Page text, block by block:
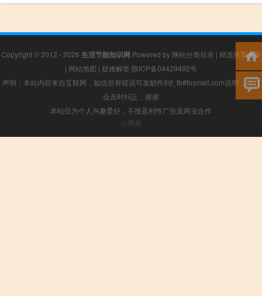
Copyright © 2012 - 2026 生活节能知识网 Powered by 网站分类目录 | 精选推荐文章
| 网站地图 | 疑难解答 陕ICP备04429492号
声明：本站内容来自互联网，如信息有错误可发邮件到f_fb#foxmail.com说明，我们
会及时纠正，谢谢
本站仅为个人兴趣爱好，不接盈利性广告及商业合作
小男孩